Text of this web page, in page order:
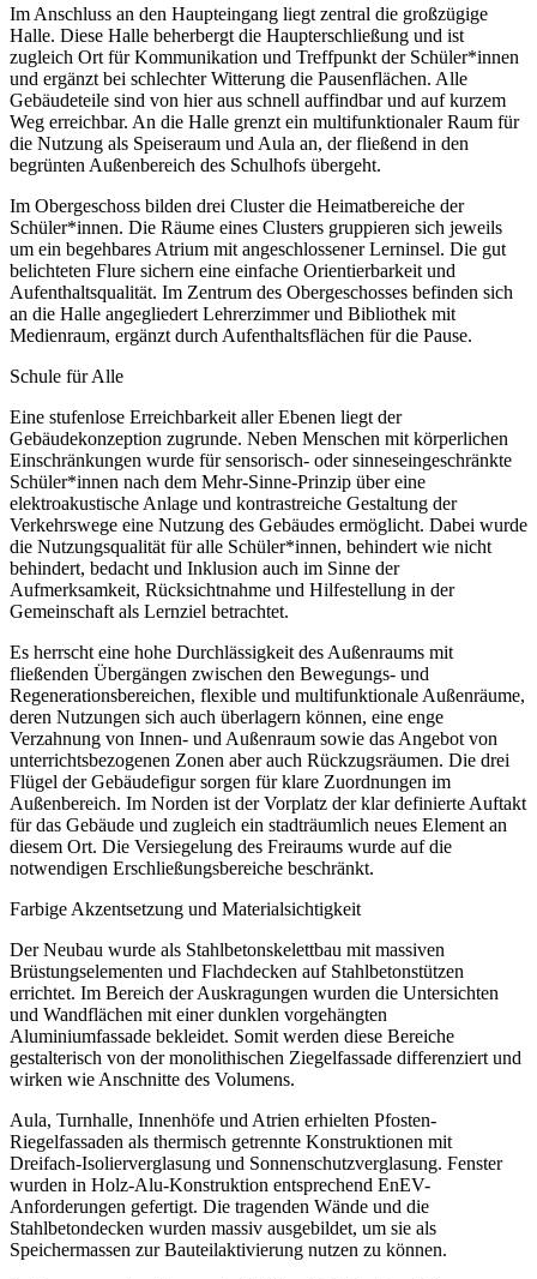
Im Anschluss an den Haupteingang liegt zentral die großzügige
Halle. Diese Halle beherbergt die Haupterschließung und ist
zugleich Ort für Kommunikation und Treffpunkt der Schüler*innen
und ergänzt bei schlechter Witterung die Pausenflächen. Alle
Gebäudeteile sind von hier aus schnell auffindbar und auf kurzem
Weg erreichbar. An die Halle grenzt ein multifunktionaler Raum für
die Nutzung als Speiseraum und Aula an, der fließend in den
begrünten Außenbereich des Schulhofs übergeht.
Im Obergeschoss bilden drei Cluster die Heimatbereiche der
Schüler*innen. Die Räume eines Clusters gruppieren sich jeweils
um ein begehbares Atrium mit angeschlossener Lerninsel. Die gut
belichteten Flure sichern eine einfache Orientierbarkeit und
Aufenthaltsqualität. Im Zentrum des Obergeschosses befinden sich
an die Halle angegliedert Lehrerzimmer und Bibliothek mit
Medienraum, ergänzt durch Aufenthaltsflächen für die Pause.
Schule für Alle
Eine stufenlose Erreichbarkeit aller Ebenen liegt der
Gebäudekonzeption zugrunde. Neben Menschen mit körperlichen
Einschränkungen wurde für sensorisch- oder sinneseingeschränkte
Schüler*innen nach dem Mehr-Sinne-Prinzip über eine
elektroakustische Anlage und kontrastreiche Gestaltung der
Verkehrswege eine Nutzung des Gebäudes ermöglicht. Dabei wurde
die Nutzungsqualität für alle Schüler*innen, behindert wie nicht
behindert, bedacht und Inklusion auch im Sinne der
Aufmerksamkeit, Rücksichtnahme und Hilfestellung in der
Gemeinschaft als Lernziel betrachtet.
Es herrscht eine hohe Durchlässigkeit des Außenraums mit
fließenden Übergängen zwischen den Bewegungs- und
Regenerationsbereichen, flexible und multifunktionale Außenräume,
deren Nutzungen sich auch überlagern können, eine enge
Verzahnung von Innen- und Außenraum sowie das Angebot von
unterrichtsbezogenen Zonen aber auch Rückzugsräumen. Die drei
Flügel der Gebäudefigur sorgen für klare Zuordnungen im
Außenbereich. Im Norden ist der Vorplatz der klar definierte Auftakt
für das Gebäude und zugleich ein stadträumlich neues Element an
diesem Ort. Die Versiegelung des Freiraums wurde auf die
notwendigen Erschließungsbereiche beschränkt.
Farbige Akzentsetzung und Materialsichtigkeit
Der Neubau wurde als Stahlbetonskelettbau mit massiven
Brüstungselementen und Flachdecken auf Stahlbetonstützen
errichtet. Im Bereich der Auskragungen wurden die Untersichten
und Wandflächen mit einer dunklen vorgehängten
Aluminiumfassade bekleidet. Somit werden diese Bereiche
gestalterisch von der monolithischen Ziegelfassade differenziert und
wirken wie Anschnitte des Volumens.
Aula, Turnhalle, Innenhöfe und Atrien erhielten Pfosten-
Riegelfassaden als thermisch getrennte Konstruktionen mit
Dreifach-Isolierverglasung und Sonnenschutzverglasung. Fenster
wurden in Holz-Alu-Konstruktion entsprechend EnEV-
Anforderungen gefertigt. Die tragenden Wände und die
Stahlbetondecken wurden massiv ausgebildet, um sie als
Speichermassen zur Bauteilaktivierung nutzen zu können.